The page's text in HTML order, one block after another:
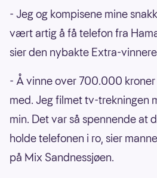
- Jeg og kompisene mine
vært artig å få telefon fra
sier den nybakte Extra-
- Å vinne over 700.000
med. Jeg filmet tv-trekningen
min. Det var så spennende at
holde telefonen i ro, sier
på Mix Sandnessjøen.